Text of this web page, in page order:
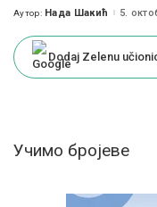
Posted
Аутор: Нада Шакић 5.
Dodaj Zelenu
Учимо бројеве